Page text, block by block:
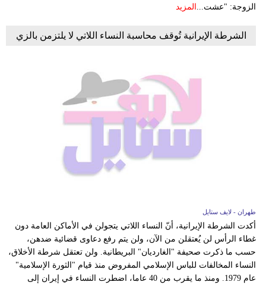
الزوجة: "عشت... المزيد
الشرطة الإيرانية تُوقف محاسبة النساء اللاتي لا يلتزمن بالزي
طهران - لايف ستايل
أكدت الشرطة الإيرانية، أنّ النساء اللاتي يتجولن في الأماكن العامة دون
غطاء الرأس لن يُعتقلن من الآن، ولن يتم رفع دعاوى قضائية ضدهن،
حسب ما ذكرت صحيفة "الغارديان" البريطانية. ولن تعتقل شرطة الأخلاق،
النساء المخالفات للباس الإسلامي المفروض منذ قيام "الثورة الإسلامية"
عام 1979. ومنذ ما يقرب من 40 عاما، اضطرت النساء في إيران إلى